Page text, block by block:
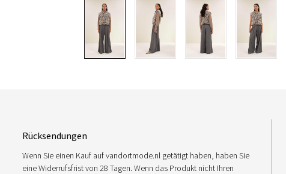
Rücksendungen
Wenn Sie einen Kauf auf vandortmode.nl getätigt haben, haben Sie
eine Widerrufsfrist von 28 Tagen. Wenn das Produkt nicht Ihren